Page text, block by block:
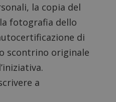
la copia del
fotografia dello
di
scontrino originale
a